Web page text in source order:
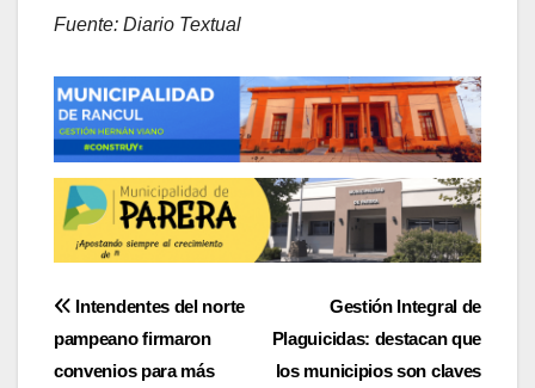
Fuente: Diario Textual
Navegación
de
Gestión Integral de
Plaguicidas: destacan que
los municipios son claves
Intendentes del norte
pampeano firmaron
convenios para más